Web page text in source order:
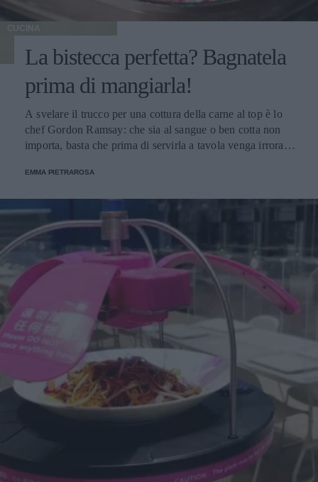
CUCINA
La bistecca perfetta? Bagnatela
prima di mangiarla!
A svelare il trucco per una cottura della carne al top è lo
chef Gordon Ramsay: che sia al sangue o ben cotta non
importa, basta che prima di servirla a tavola venga irrorata
EMMA PIETRAROSA